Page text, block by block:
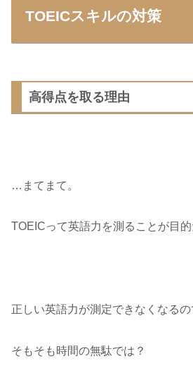
TOEICスキルの対策
高得点を取る理由
…まてまて。
TOEICって英語力を測ることが目的
正しい英語力が測定できなくなるの
そもそも時間の無駄では？